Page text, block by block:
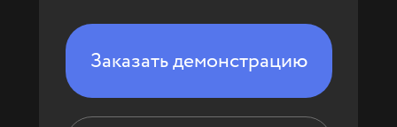
Заказать демонстрацию